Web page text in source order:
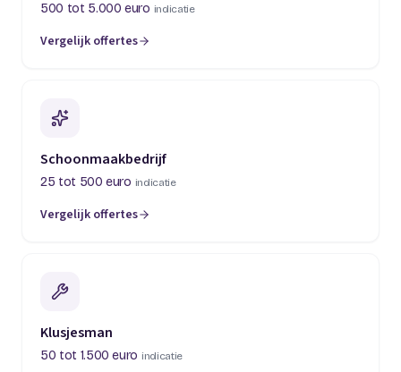
500 tot 5.000 euro indicatie
Vergelijk offertes
(opent in een nieuw tabblad)
Schoonmaakbedrijf
25 tot 500 euro indicatie
Vergelijk offertes
(opent in een nieuw tabblad)
Klusjesman
50 tot 1.500 euro indicatie